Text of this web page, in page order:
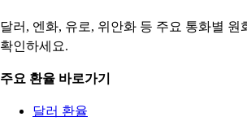
달러, 엔화, 유로, 위안화 등 주요 통화별 원
확인하세요.
주요 환율 바로가기
달러 환율